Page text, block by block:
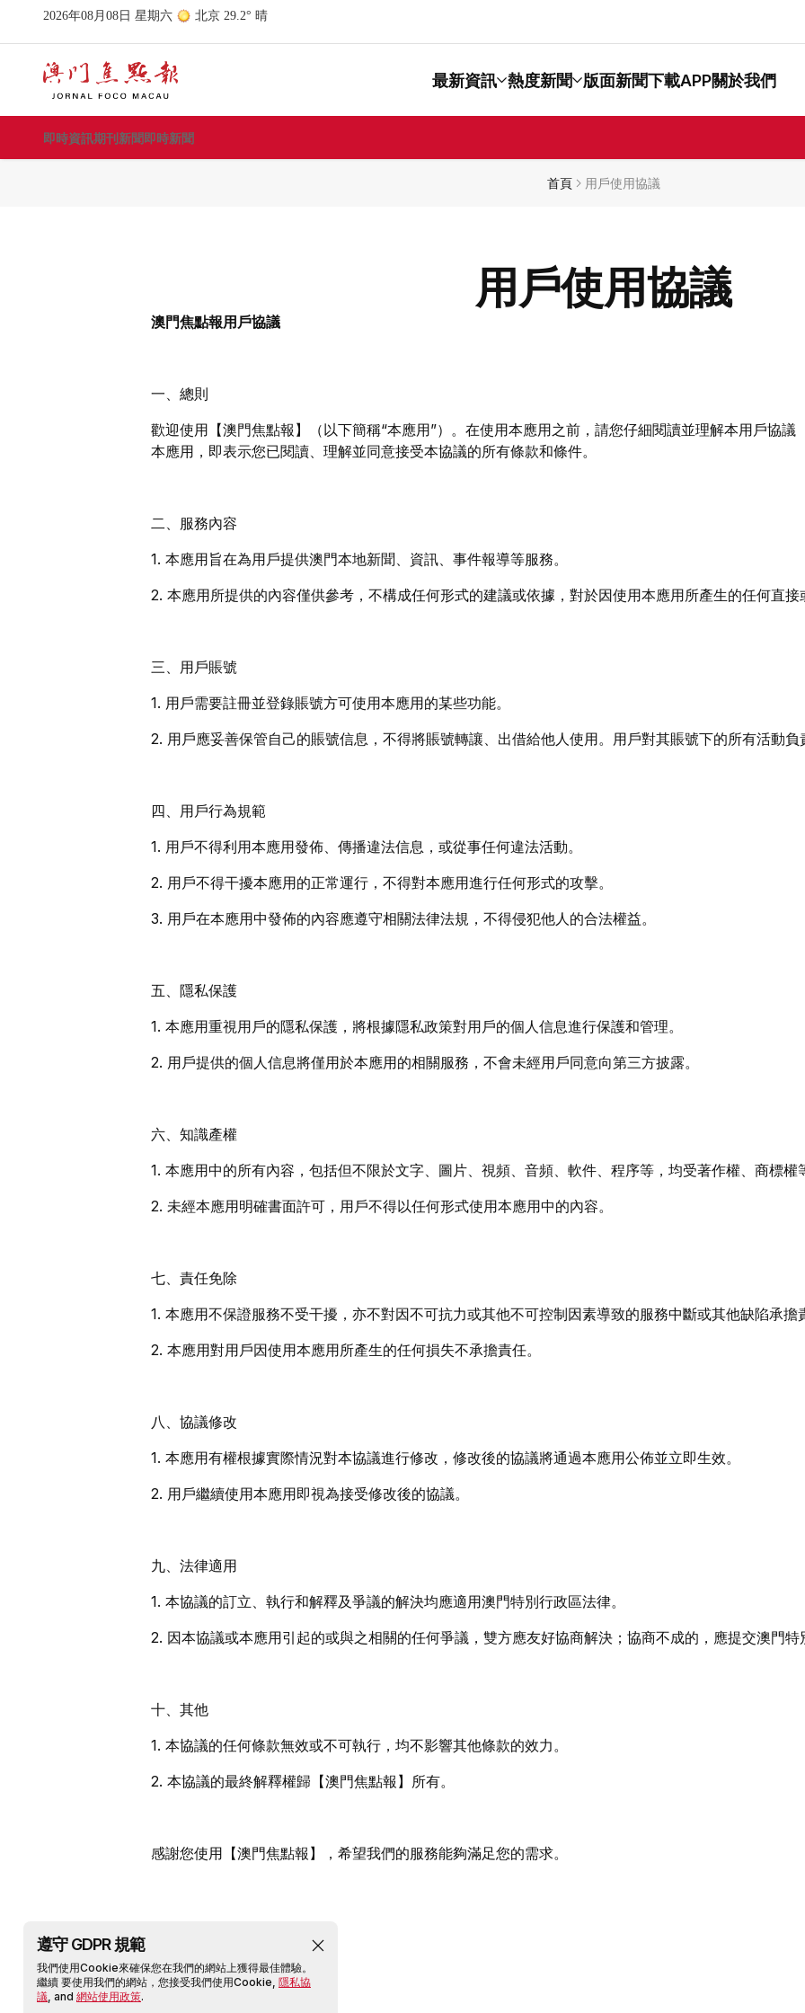
遵守 GDPR 規範
我們使用Cookie來確保您在我們的網站上獲得最佳體驗。
繼續 要使用我們的網站，您接受我們使用Cookie, 隱私協
議, and 網站使用政策.
最新資訊 熱度新聞 版面新聞下載APP關於我們
即時資訊期刊新聞即時新聞
首頁 用戶使用協議
用戶使用協議
澳門焦點報用戶協議
一、總則
歡迎使用【澳門焦點報】（以下簡稱“本應用”）。在使用本應用之前，請您仔細閱讀並理解本用戶協議
本應用，即表示您已閱讀、理解並同意接受本協議的所有條款和條件。
二、服務內容
1. 本應用旨在為用戶提供澳門本地新聞、資訊、事件報導等服務。
2. 本應用所提供的內容僅供參考，不構成任何形式的建議或依據，對於因使用本應用所產生的任何直
三、用戶賬號
1. 用戶需要註冊並登錄賬號方可使用本應用的某些功能。
2. 用戶應妥善保管自己的賬號信息，不得將賬號轉讓、出借給他人使用。用戶對其賬號下的所有活動負
四、用戶行為規範
1. 用戶不得利用本應用發佈、傳播違法信息，或從事任何違法活動。
2. 用戶不得干擾本應用的正常運行，不得對本應用進行任何形式的攻擊。
3. 用戶在本應用中發佈的內容應遵守相關法律法規，不得侵犯他人的合法權益。
五、隱私保護
1. 本應用重視用戶的隱私保護，將根據隱私政策對用戶的個人信息進行保護和管理。
2. 用戶提供的個人信息將僅用於本應用的相關服務，不會未經用戶同意向第三方披露。
六、知識產權
1. 本應用中的所有內容，包括但不限於文字、圖片、視頻、音頻、軟件、程序等，均受著作權、商標權
2. 未經本應用明確書面許可，用戶不得以任何形式使用本應用中的內容。
七、責任免除
1. 本應用不保證服務不受干擾，亦不對因不可抗力或其他不可控制因素導致的服務中斷或其他缺陷承擔
2. 本應用對用戶因使用本應用所產生的任何損失不承擔責任。
八、協議修改
1. 本應用有權根據實際情況對本協議進行修改，修改後的協議將通過本應用公佈並立即生效。
2. 用戶繼續使用本應用即視為接受修改後的協議。
九、法律適用
1. 本協議的訂立、執行和解釋及爭議的解決均應適用澳門特別行政區法律。
2. 因本協議或本應用引起的或與之相關的任何爭議，雙方應友好協商解決；協商不成的，應提交澳門
十、其他
1. 本協議的任何條款無效或不可執行，均不影響其他條款的效力。
2. 本協議的最終解釋權歸【澳門焦點報】所有。
感謝您使用【澳門焦點報】，希望我們的服務能夠滿足您的需求。